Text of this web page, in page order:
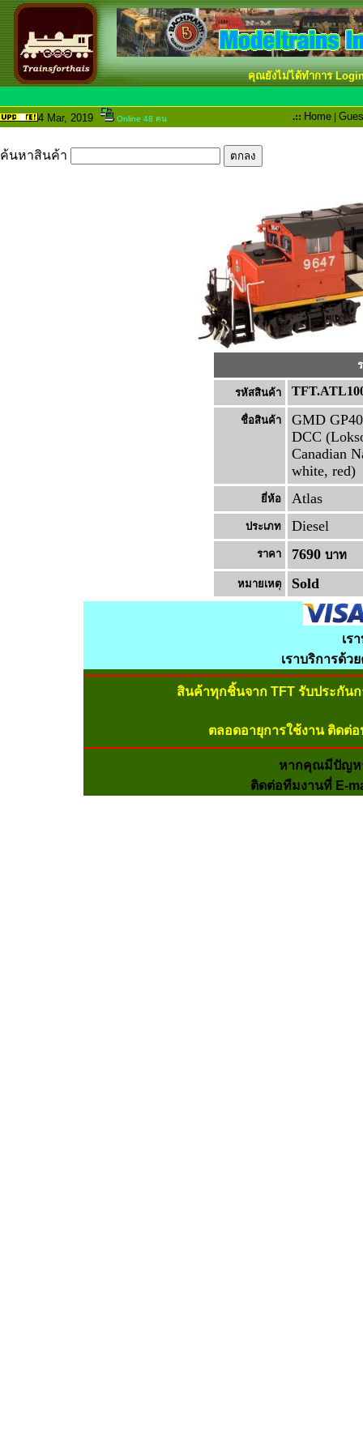
คุณยังไม่ได้ทำการ
4 Mar, 2019 Online 48 คน .:: Home |
ค้นหาสินค้า
รหัสสินค้า
ชื่อสินค้า
GMD
DCC
Canadian
white, red)
ยี่ห้อ Atlas
ประเภท Diesel
ราคา 7690 บาท
หมายเหต Sold
เร
เราบริการด้ว
สินค้าทุกชิ้นจาก TFT รับประกัน
ตลอดอายุการใช้งาน ติดต่
หากคุณมีปัญห
ติดต่อทีมงานที่ E-